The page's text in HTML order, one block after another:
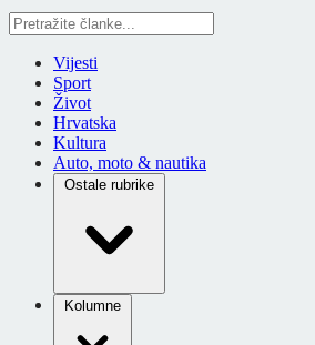
Vijesti
Sport
Život
Hrvatska
Kultura
Auto, moto & nautika
Ostale rubrike
Kolumne